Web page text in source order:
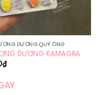
DƯƠNG QUÝ ÔNG
DƯƠNG KAMAGRA
₫